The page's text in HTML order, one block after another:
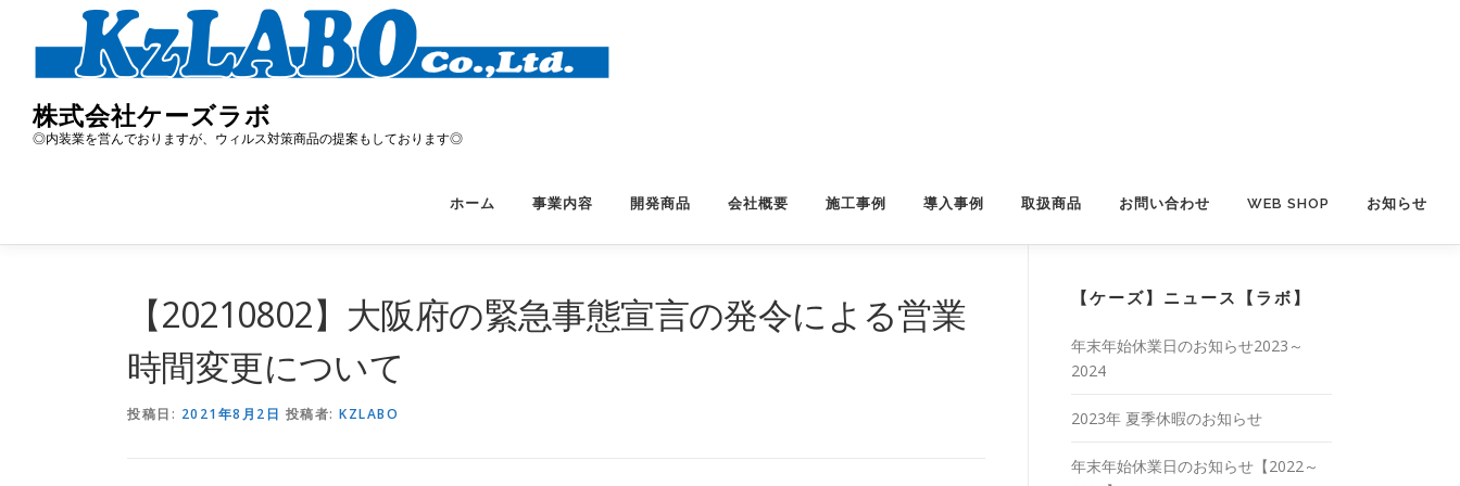
株式会社ケーズラボ
◎内装業を営んでおりますが、ウィルス対策商品の提案もしております◎
ホーム 事業内容 開発商品 会社概要 施工事例 導入事例 取扱商品 お問い合わせ WEB SHOP お知らせ
【20210802】大阪府の緊急事態宣言の発令による営業
時間変更について
投稿日: 2021年8月2日 投稿者: KZLABO
【ケーズ】ニュース【ラボ】
年末年始休業日のお知らせ2023～
2024
2023年 夏季休暇のお知らせ
年末年始休業日のお知らせ【2022～